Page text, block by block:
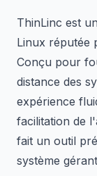
ThinLinc est
Linux réputée
Conçu pour
distance des
expérience
facilitation de
fait un outil
système